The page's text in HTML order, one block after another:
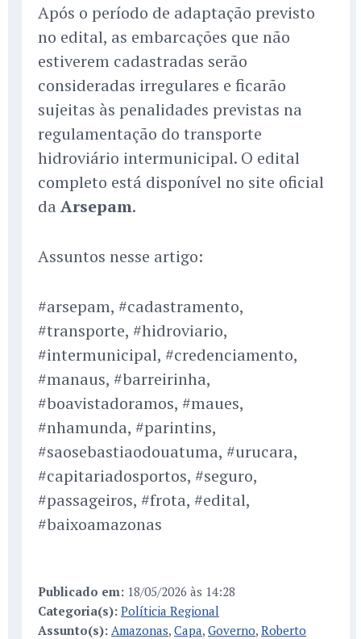
Após o período de adaptação previsto
no edital, as embarcações que não
estiverem cadastradas serão
consideradas irregulares e ficarão
sujeitas às penalidades previstas na
regulamentação do transporte
hidroviário intermunicipal. O edital
completo está disponível no site oficial
da Arsepam.
Assuntos nesse artigo:
#arsepam, #cadastramento,
#transporte, #hidroviario,
#intermunicipal, #credenciamento,
#manaus, #barreirinha,
#boavistadoramos, #maues,
#nhamunda, #parintins,
#saosebastiaodouatuma, #urucara,
#capitariadosportos, #seguro,
#passageiros, #frota, #edital,
#baixoamazonas
Publicado em: 18/05/2026 às 14:28
Categoria(s): Políticia Regional
Assunto(s): Amazonas, Capa, Governo, Roberto